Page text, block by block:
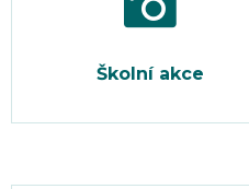
Školní akce